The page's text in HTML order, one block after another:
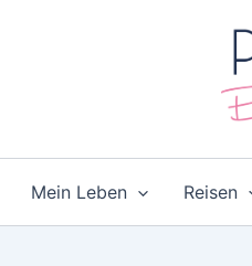
Mein Leben Reisen